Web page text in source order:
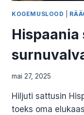
KOGEMUSLOOD
mai 27, 2025
Hiljuti sattusin
toeks oma